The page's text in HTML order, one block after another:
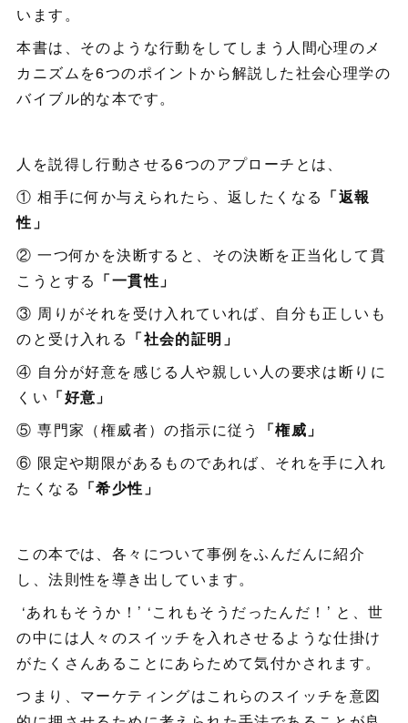
います。
本書は、そのような行動をしてしまう人間心理のメ
カニズムを6つのポイントから解説した社会心理学の
バイブル的な本です。
人を説得し行動させる6つのアプローチとは、
① 相手に何か与えられたら、返したくなる 「返報
性」
② 一つ何かを決断すると、その決断を正当化して貫
こうとする 「一貫性」
③ 周りがそれを受け入れていれば、自分も正しいも
のと受け入れる 「社会的証明」
④ 自分が好意を感じる人や親しい人の要求は断りに
くい 「好意」
⑤ 専門家（権威者）の指示に従う
「権威」
⑥ 限定や期限があるものであれば、それを手に入れ
たくなる 「希少性」
この本では、各々について事例をふんだんに紹介
し、法則性を導き出しています。
‘あれもそうか！’ ‘これもそうだったんだ！’ と、世
の中には人々のスイッチを入れさせるような仕掛け
がたくさんあることにあらためて気付かされます。
つまり、マーケティングはこれらのスイッチを意図